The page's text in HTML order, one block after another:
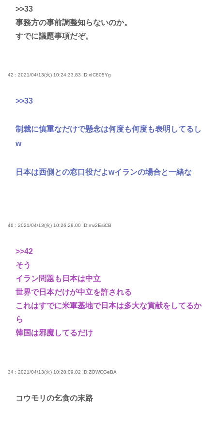
>>33
事務方の事前調整知らないのか。
すでに議題事項だぞ。
42 : 2021/04/13(火) 10:24:33.83 ID:xIC805Yg
>>33
制裁に慎重なだけで懸念は何度も何度も表明してるし
w
日本は西側との窓口役だよwイランの場合と一緒な
46 : 2021/04/13(火) 10:26:28.00 ID:mv2EsiCB
>>42
そう
イラン問題も日本は中立
世界で日本だけが中立を許される
これはすでに米軍基地で日本は多大な貢献をしてるか
ら
韓国は邪魔してるだけ
34 : 2021/04/13(火) 10:20:09.02 ID:ZOWCGeBA
コウモリの乞食の末路